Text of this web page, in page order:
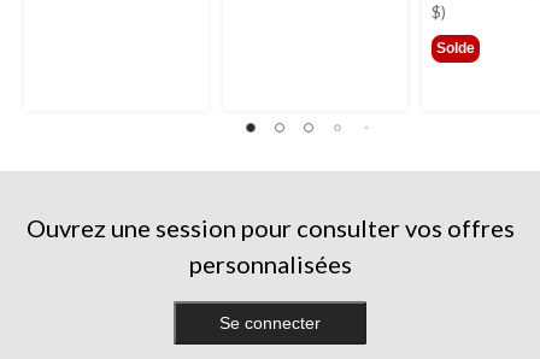
$)
Solde
Ouvrez une session pour consulter vos offres
personnalisées
Se connecter